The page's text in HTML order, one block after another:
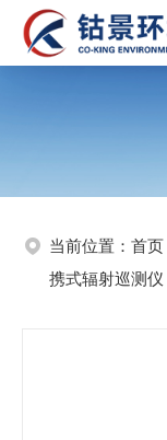
当前位置： 首页
携式辐射巡测仪